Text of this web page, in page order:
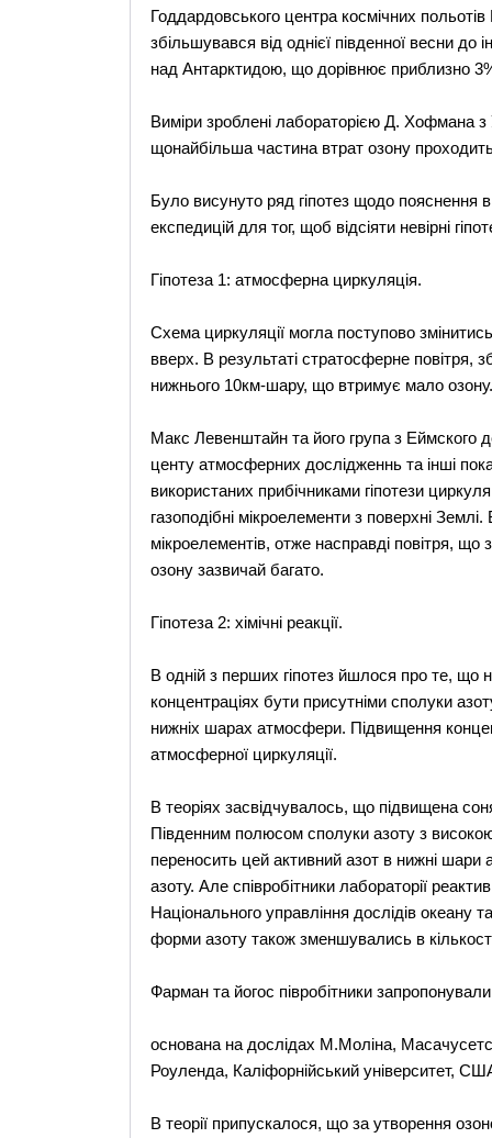
Годдардовського центра космічних
збільшувався від однієї південної весни до
над Антарктидою, що дорівнює приблизно
Виміри зроблені лабораторією Д. Хофмана
щонайбільша частина втрат озону
Було висунуто ряд гіпотез щодо пояснення
експедицій для тог, щоб відсіяти невірні
Гіпотеза 1: атмосферна циркуляція.
Схема циркуляції могла поступово
вверх. В результаті стратосферне повітря,
нижнього 10км-шару, що втримує мало озону.
Макс Левенштайн та його група з Еймского
центу атмосферних дослідженнь та інші
використаних прибічниками гіпотези
газоподібні мікроелементи з поверхні
мікроелементів, отже насправді повітря,
озону зазвичай багато.
Гіпотеза 2: хімічні реакції.
В одній з перших гіпотез йшлося про те, що
концентраціях бути присутніми сполуки
нижніх шарах атмосфери. Підвищення
атмосферної циркуляції.
В теоріях засвідчувалось, що підвищена
Південним полюсом сполуки азоту з
переносить цей активний азот в нижні шари
азоту. Але співробітники лабораторії
Національного управління дослідів океану
форми азоту також зменшувались в
Фарман та йогос півробітники
основана на дослідах М.Моліна,
Роуленда, Каліфорнійський університет,
В теорії припускалося, що за утворення